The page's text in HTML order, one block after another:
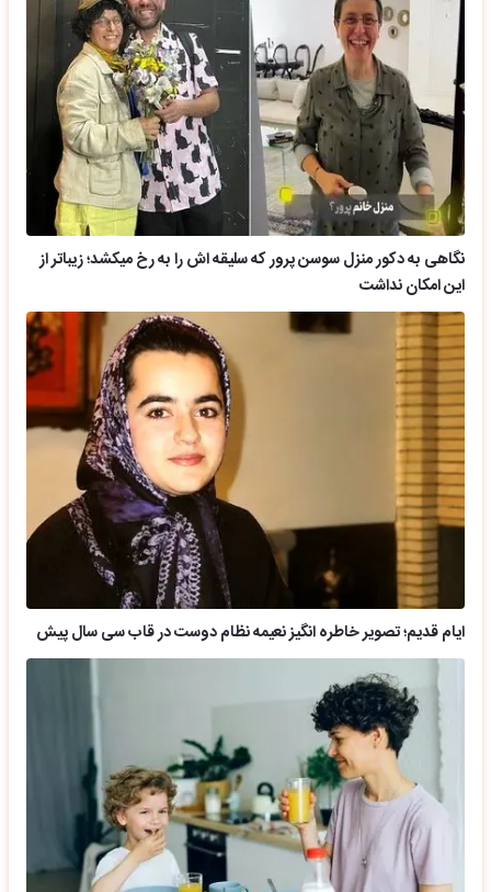
نگاهی به دکور منزل سوسن پرور که سلیقه اش را به رخ میکشد؛ زیباتر از
این امکان نداشت
ایام قدیم؛ تصویر خاطره انگیز نعیمه نظام دوست در قاب سی سال پیش